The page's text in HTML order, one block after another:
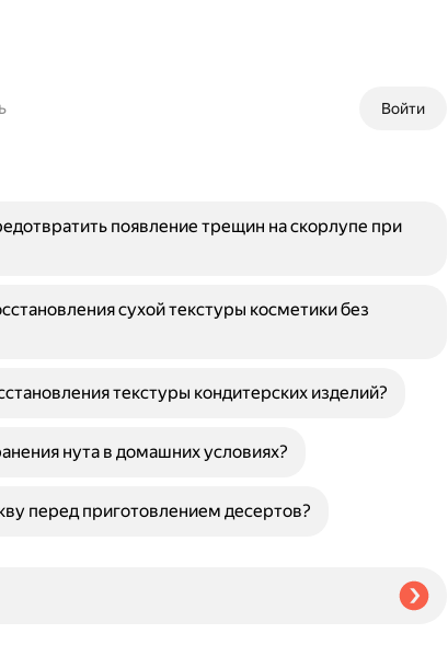
Войти
появление трещин на скорлупе при
сухой текстуры косметики без
текстуры кондитерских изделий?
нута в домашних условиях?
перед приготовлением десертов?